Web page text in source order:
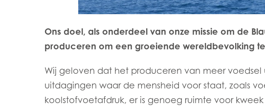
Mowi Global
Asia
Mowi China
Ons doel, als onderdeel van onze missie om de
produceren om een groeiende wereldbevolking
Wij geloven dat het produceren van meer
uitdagingen waar de mensheid voor staat, zoals
koolstofvoetafdruk, er is genoeg ruimte voor